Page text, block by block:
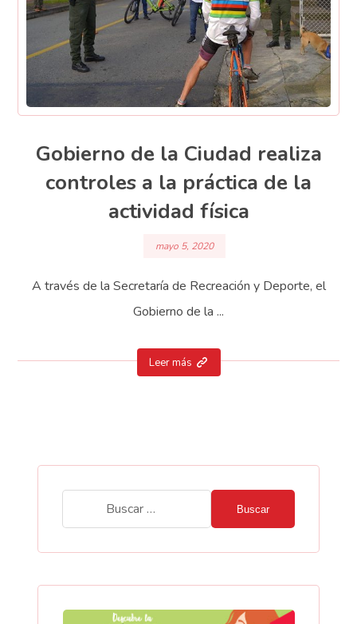
Gobierno de la Ciudad realiza
controles a la práctica de la
actividad física
mayo 5, 2020
A través de la Secretaría de Recreación y Deporte, el
Gobierno de la ...
Leer más
Buscar